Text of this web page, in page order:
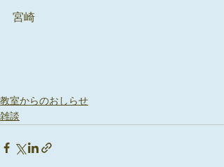
宮崎
教室からのおしらせ
雑談